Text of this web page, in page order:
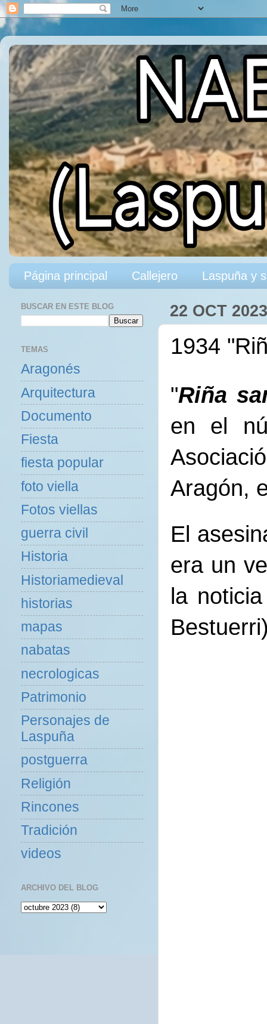
Página principal Callejero Laspuña y
22 OCT 2023
1934
"Riña
en el
Aragón,
El
era un
la
BUSCAR EN ESTE BLOG
TEMAS
Aragonés
Arquitectura
Documento
Fiesta
fiesta popular
foto viella
Fotos viellas
guerra civil
Historia
Historiamedieval
historias
mapas
nabatas
necrologicas
Patrimonio
Personajes de
Laspuña
postguerra
Religión
Rincones
Tradición
videos
ARCHIVO DEL BLOG